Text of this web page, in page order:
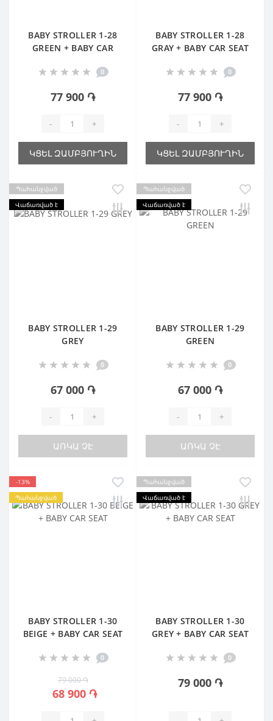
BABY STROLLER 1-28
GREEN + BABY CAR
0
77 900 ֏
- +
ԿՑԵԼ ԶԱՄԲՅՈՒՂԻՆ
BABY STROLLER 1-28
GRAY + BABY CAR SEAT
0
77 900 ֏
- +
ԿՑԵԼ ԶԱՄԲՅՈՒՂԻՆ
Պահանջված
Վաճառված է
BABY STROLLER 1-29
GREY
0
67 000 ֏
- +
ԱՌԿԱ ՉԷ
Պահանջված
Վաճառված է
BABY STROLLER 1-29
GREEN
0
67 000 ֏
- +
ԱՌԿԱ ՉԷ
-13%
Պահանջված
BABY STROLLER 1-30
BEIGE + BABY CAR SEAT
0
79 000 ֏
68 900 ֏
Պահանջված
Վաճառված է
BABY STROLLER 1-30
GREY + BABY CAR SEAT
0
79 000 ֏